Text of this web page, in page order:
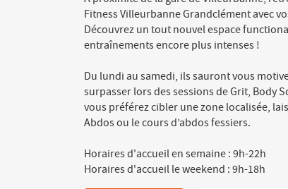
Fitness Villeurbanne Grandclément avec
Découvrez un tout nouvel espace
entraînements encore plus intenses !
Du lundi au samedi, ils sauront vous
surpasser lors des sessions de Grit, Body
vous préférez cibler une zone localisée,
Abdos ou le cours d’abdos fessiers.
Horaires d'accueil en semaine : 9h-22h
Horaires d'accueil le weekend : 9h-18h